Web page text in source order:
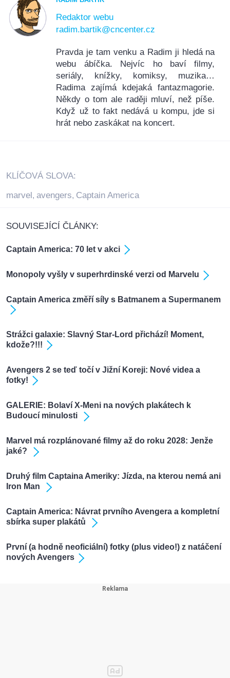
Redaktor webu
radim.bartik@cncenter.cz
Pravda je tam venku a Radim ji hledá na
webu ábíčka. Nejvíc ho baví filmy,
seriály, knížky, komiksy, muzika…
Radima zajímá kdejaká fantazmagorie.
Někdy o tom ale raději mluví, než píše.
Když už to fakt nedává u kompu, jde si
hrát nebo zaskákat na koncert.
KLÍČOVÁ SLOVA:
marvel, avengers, Captain America
SOUVISEJÍCÍ ČLÁNKY:
Captain America: 70 let v akci
Monopoly vyšly v superhrdinské verzi od Marvelu
Captain America změří síly s Batmanem a Supermanem
Strážci galaxie: Slavný Star-Lord přichází! Moment,
kdože?!!!
Avengers 2 se teď točí v Jižní Koreji: Nové videa a
fotky!
GALERIE: Bolaví X-Meni na nových plakátech k
Budoucí minulosti
Marvel má rozplánované filmy až do roku 2028: Jenže
jaké?
Druhý film Captaina Ameriky: Jízda, na kterou nemá ani
Iron Man
Captain America: Návrat prvního Avengera a kompletní
sbírka super plakátů
První (a hodně neoficiální) fotky (plus video!) z natáčení
nových Avengers